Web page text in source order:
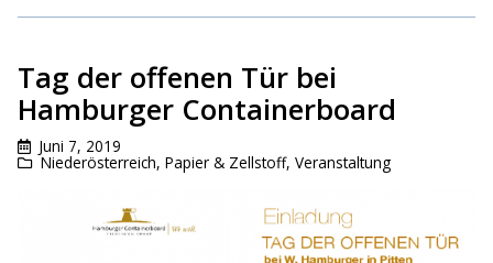
Tag der offenen Tür bei
Hamburger Containerboard
Juni 7, 2019
Niederösterreich, Papier & Zellstoff, Veranstaltung